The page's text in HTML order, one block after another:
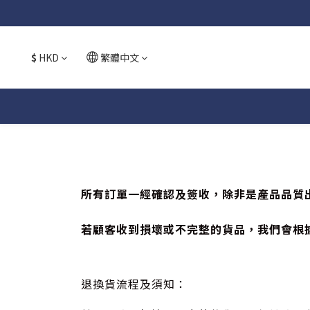
$ HKD 繁體中文
所有訂單一經確認及簽收，除非是產品品
若顧客收到損壞或不完整的貨品，我們會
退換貨流程及須知：